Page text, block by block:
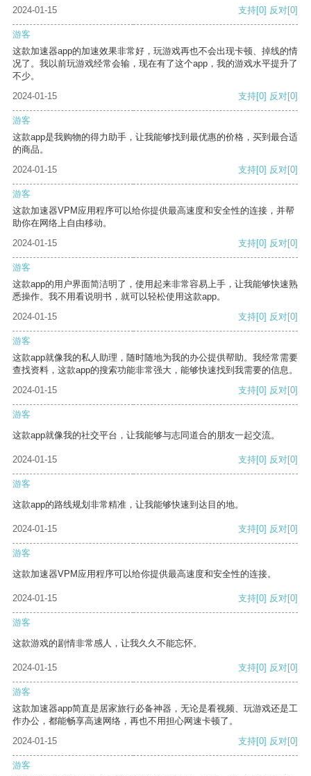
2024-01-15 支持[0] 反对[0]
游客
这款加速器app的加速效果非常好，玩游戏再也不会出现卡顿、掉线的情
况了。我以前玩游戏经常会输，现在有了这个app，我的游戏水平提升了
不少。
2024-01-15
支持[0] 反对[0]
游客
这款app是我购物的得力助手，让我能够找到最优惠的价格，买到最合适
的商品。
2024-01-15
支持[0] 反对[0]
游客
这款加速器VPM应用程序可以给你提供最高速度和安全性的连接，并帮
助你在网络上自由移动。
2024-01-15
支持[0] 反对[0]
游客
这款app的用户界面简洁明了，使用起来非常容易上手，让我能够快速熟
悉操作。我不用看说明书，就可以轻松使用这款app。
2024-01-15
支持[0] 反对[0]
游客
这款app就像我的私人助理，随时随地为我的办公提供帮助。我经常需要
查找资料，这款app的搜索功能非常强大，能够快速找到我需要的信息。
2024-01-15
支持[0] 反对[0]
游客
这款app就像我的社交平台，让我能够与志同道合的朋友一起交流。
2024-01-15 支持[0] 反对[0]
游客
这款app的路线规划非常精准，让我能够快速到达目的地。
2024-01-15 支持[0] 反对[0]
游客
这款加速器VPM应用程序可以给你提供最高速度和安全性的连接。
2024-01-15 支持[0] 反对[0]
游客
这款游戏的剧情非常感人，让我久久不能忘怀。
2024-01-15 支持[0] 反对[0]
游客
这款加速器app简直是居家旅行必备神器，无论是看视频、玩游戏还是工
作办公，都能畅享高速网络，再也不用担心网速卡顿了。
2024-01-15
支持[0] 反对[0]
游客